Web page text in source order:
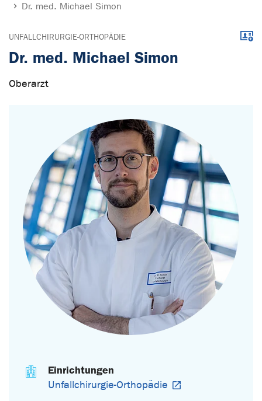
Dr. med. Michael Simon
UNFALLCHIRURGIE-ORTHOPÄDIE
Dr. med. Michael Simon
Oberarzt
Einrichtungen
Unfallchirurgie-Orthopädie